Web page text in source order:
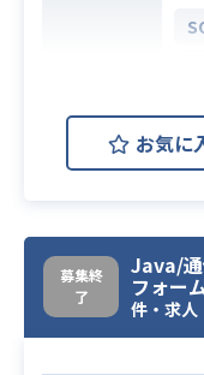
・
い
視
お
正
お気に
募集終
了
Java/通
フォー
件・求人